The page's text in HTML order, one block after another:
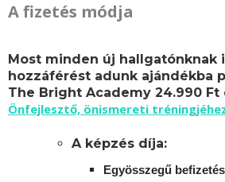
A fizetés módja
Most minden új hallgatónknak
hozzáférést adunk ajándékba
The Bright Academy 24.990 Ft
Önfejlesztő, önismereti
A képzés díja:
Egyösszegű